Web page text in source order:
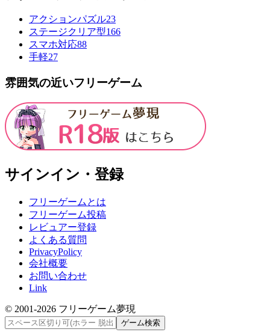
アクションパズル23
ステージクリア型166
スマホ対応88
手軽27
雰囲気の近いフリーゲーム
サインイン・登録
フリーゲームとは
フリーゲーム投稿
レビュアー登録
よくある質問
PrivacyPolicy
会社概要
お問い合わせ
Link
© 2001-2026 フリーゲーム夢現